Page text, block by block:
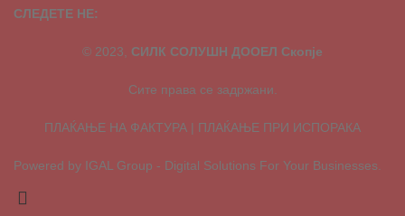
СЛЕДЕТЕ НЕ:
© 2023, СИЛК СОЛУШН ДООЕЛ Скопје
Сите права се задржани.
ПЛАЌАЊЕ НА ФАКТУРА | ПЛАЌАЊЕ ПРИ ИСПОРАКА
Powered by IGAL Group - Digital Solutions For Your Businesses.